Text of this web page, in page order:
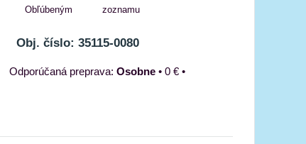
Obľúbeným
zoznamu
Obj. číslo: 35115-0080
Osobne • 0 € •